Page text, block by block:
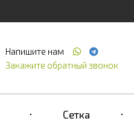
Напишите нам
Закажите обратный звонок
Сетка